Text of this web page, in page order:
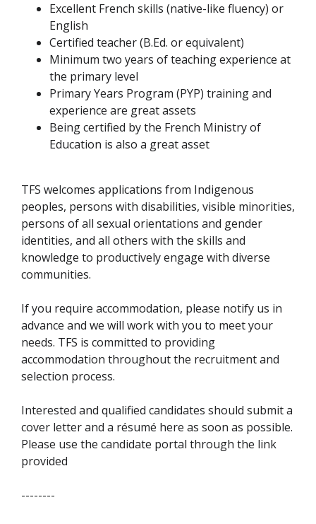
Excellent French skills (native-like fluency) or
English
Certified teacher (B.Ed. or equivalent)
Minimum two years of teaching experience at
the primary level
Primary Years Program (PYP) training and
experience are great assets
Being certified by the French Ministry of
Education is also a great asset
TFS welcomes applications from Indigenous
peoples, persons with disabilities, visible minorities,
persons of all sexual orientations and gender
identities, and all others with the skills and
knowledge to productively engage with diverse
communities.
If you require accommodation, please notify us in
advance and we will work with you to meet your
needs. TFS is committed to providing
accommodation throughout the recruitment and
selection process.
Interested and qualified candidates should submit a
cover letter and a résumé here as soon as possible.
Please use the candidate portal through the link
provided
--------